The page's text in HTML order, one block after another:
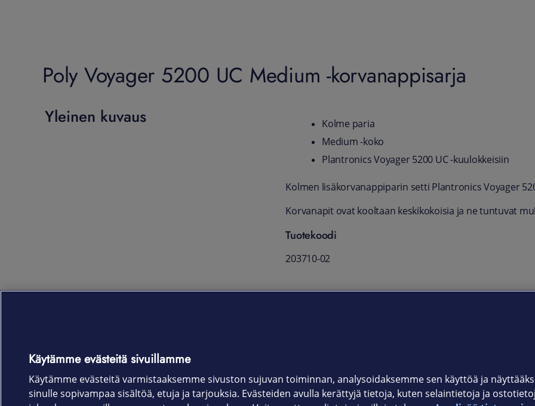
Poly Voyager 5200 UC Medium -korvanappisarja
Yleinen kuvaus
Kolme paria
Medium -koko
Plantronics Voyager 5200 UC -kuulokkeisiin
Kolmen lisäkorvanappiparin setti Plantronics Voyager
Korvanapit ovat kooltaan keskikokoisia ja ne tuntuvat
Tuotekoodi
203710-02
Käytämme evästeitä sivuillamme
Käytämme evästeitä varmistaaksemme sivuston sujuvan toiminnan, analysoidaksemme sen käyttöä ja
sinulle sopivampaa sisältöä, etuja ja tarjouksia. Evästeiden avulla kerättyjä tietoja, kuten selaintietoja ja